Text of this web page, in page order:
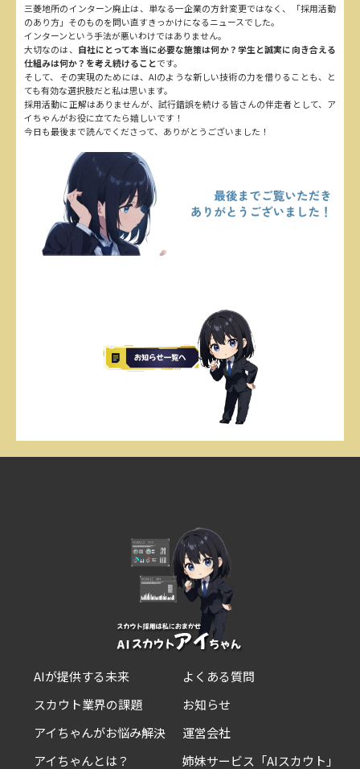
三菱地所のインターン廃止は、単なる一企業の方針変更ではなく、「採用活動
のあり方」そのものを問い直すきっかけになるニュースでした。
インターンという手法が悪いわけではありません。
大切なのは、 自社にとって本当に必要な施策は何か？学生と誠実に向き合える
仕組みは何か？を考え続けることです。
そして、その実現のためには、AIのような新しい技術の力を借りることも、と
ても有効な選択肢だと私は思います。
採用活動に正解はありませんが、試行錯誤を続ける皆さんの伴走者として、ア
イちゃんがお役に立てたら嬉しいです！
今日も最後まで読んでくださって、ありがとうございました！
AIが提供する未来
スカウト業界の課題
アイちゃんがお悩み解決
アイちゃんとは？
よくある質問
お知らせ
運営会社
姉妹サービス「AIスカウト」